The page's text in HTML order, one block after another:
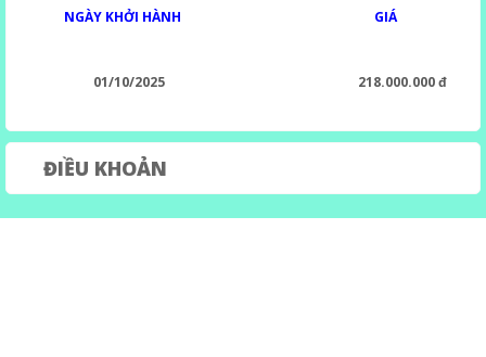
NGÀY KHỞI HÀNH GIÁ
01/10/2025 218.000.000 đ
ĐIỀU KHOẢN